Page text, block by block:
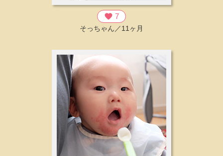
favorite 7
そっちゃん／11ヶ月